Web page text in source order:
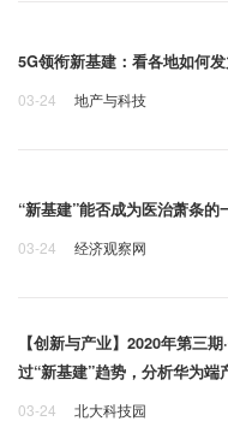
5G领衔新基建：看各地如何发
03-24 地产与科技
“新基建”能否成为医治萧条的
03-24 经济观察网
【创新与产业】2020年第三
过“新基建”趋势，分析华为端
03-24 北大科技园